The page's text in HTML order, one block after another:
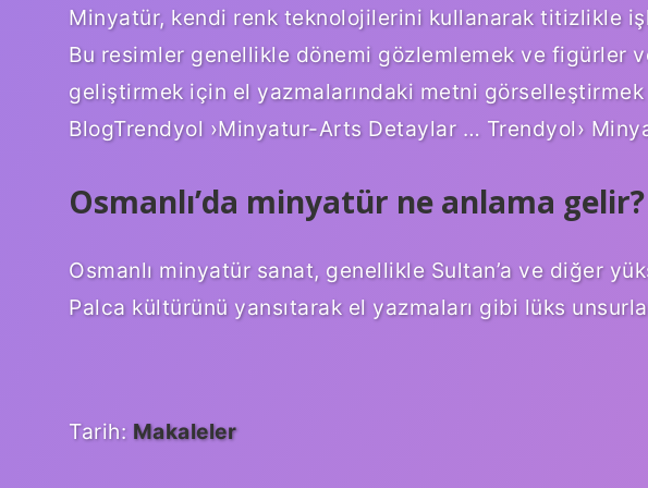
Minyatür, kendi renk teknolojilerini kullanarak titizlikle
Bu resimler genellikle dönemi gözlemlemek ve figürler
geliştirmek için el yazmalarındaki metni görselleştirmek
BlogTrendyol ›Minyatur-Arts Detaylar … Trendyol›
Osmanlı’da minyatür ne anlama gelir?
Osmanlı minyatür sanat, genellikle Sultan’a ve diğer
Palca kültürünü yansıtarak el yazmaları gibi lüks
Tarih: Makaleler